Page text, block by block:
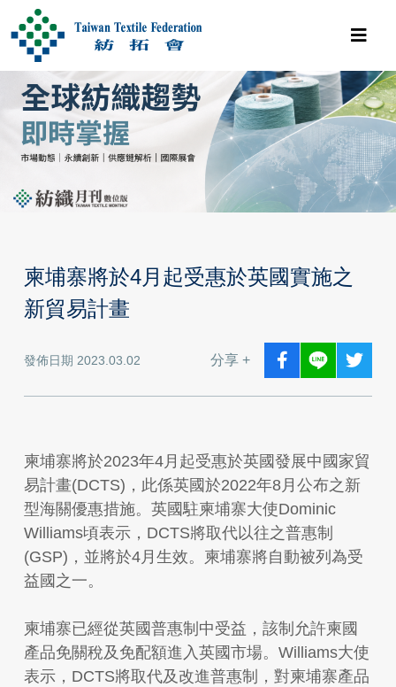
柬埔寨將於4月起受惠於英國實施之
新貿易計畫
發佈日期 2023.03.02 分享 +
柬埔寨將於2023年4月起受惠於英國發展中國家貿
易計畫(DCTS)，此係英國於2022年8月公布之新
型海關優惠措施。英國駐柬埔寨大使Dominic
Williams頃表示，DCTS將取代以往之普惠制
(GSP)，並將於4月生效。柬埔寨將自動被列為受
益國之一。
柬埔寨已經從英國普惠制中受益，該制允許柬國
產品免關稅及免配額進入英國市場。Williams大使
表示，DCTS將取代及改進普惠制，對柬埔寨產品